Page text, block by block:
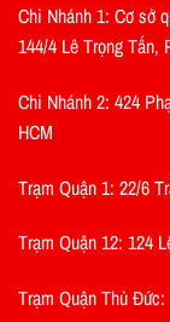
Chi Nhánh 1: Cơ sở
144/4 Lê Trọng Tấn,
Chi Nhánh 2: 424
HCM
Trạm Quận 1: 22/6
Trạm Quận 12: 124
Trạm Quận Thủ